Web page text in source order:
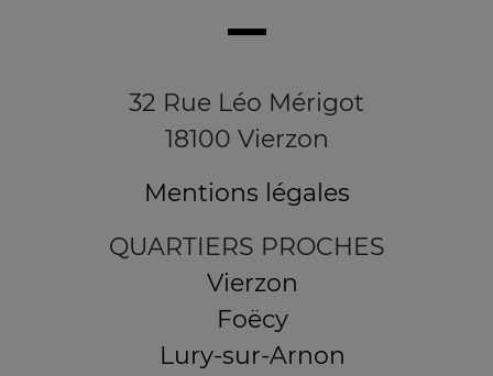
32 Rue Léo Mérigot
18100 Vierzon
Mentions légales
QUARTIERS PROCHES
Vierzon
Foëcy
Lury-sur-Arnon